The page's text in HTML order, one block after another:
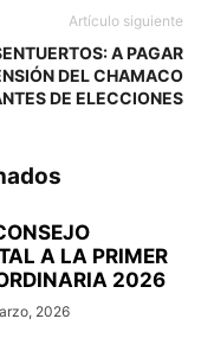
Artículo siguiente
A PAGAR
DEL CHAMACO
DE ELECCIONES
A LA PRIMER
2026
2026